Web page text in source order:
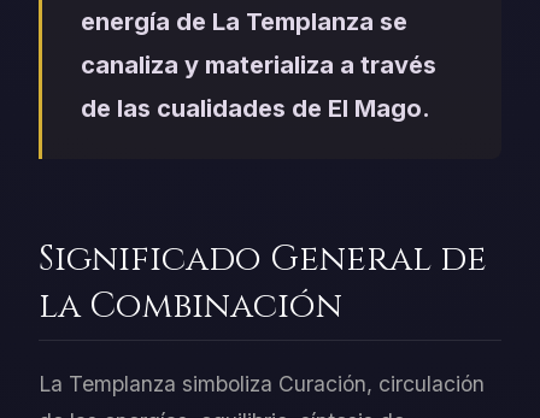
energía de La Templanza se
canaliza y materializa a través
de las cualidades de El Mago.
Significado General de
la Combinación
La Templanza simboliza Curación, circulación